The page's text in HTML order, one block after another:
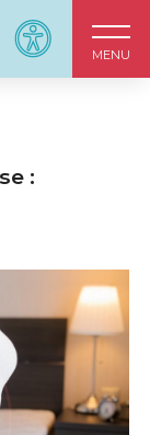
Panneau
MENU
:
LinkedIn
sur email